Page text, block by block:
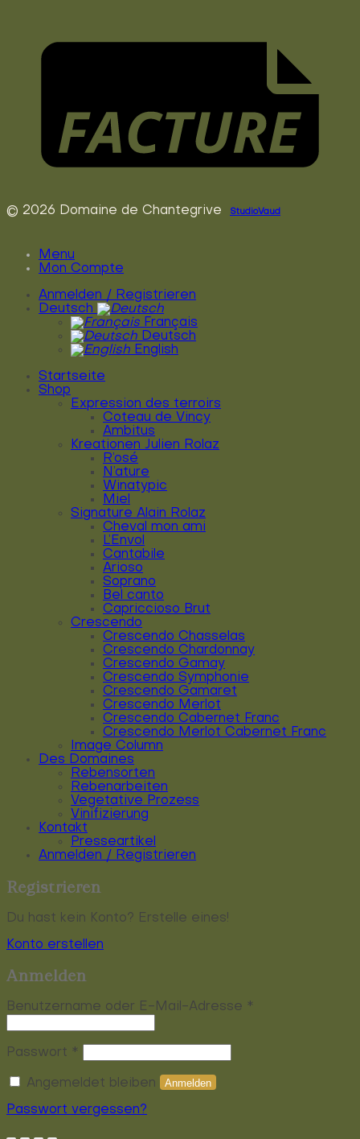
© 2026 Domaine de Chantegrive StudioVaud
Menu
Mon Compte
Anmelden / Registrieren
Deutsch
Français
Deutsch
English
Startseite
Shop
Expression des terroirs
Coteau de Vincy
Ambitus
Kreationen Julien Rolaz
R’osé
N’ature
Winatypic
Miel
Signature Alain Rolaz
Cheval mon ami
L’Envol
Cantabile
Arioso
Soprano
Bel canto
Capriccioso Brut
Crescendo
Crescendo Chasselas
Crescendo Chardonnay
Crescendo Gamay
Crescendo Symphonie
Crescendo Gamaret
Crescendo Merlot
Crescendo Cabernet Franc
Crescendo Merlot Cabernet Franc
Image Column
Des Domaines
Rebensorten
Rebenarbeiten
Vegetative Prozess
Vinifizierung
Kontakt
Presseartikel
Anmelden / Registrieren
Registrieren
Du hast kein Konto? Erstelle eines!
Konto erstellen
Anmelden
Benutzername oder E-Mail-Adresse *
Passwort *
Angemeldet bleiben Anmelden
Passwort vergessen?